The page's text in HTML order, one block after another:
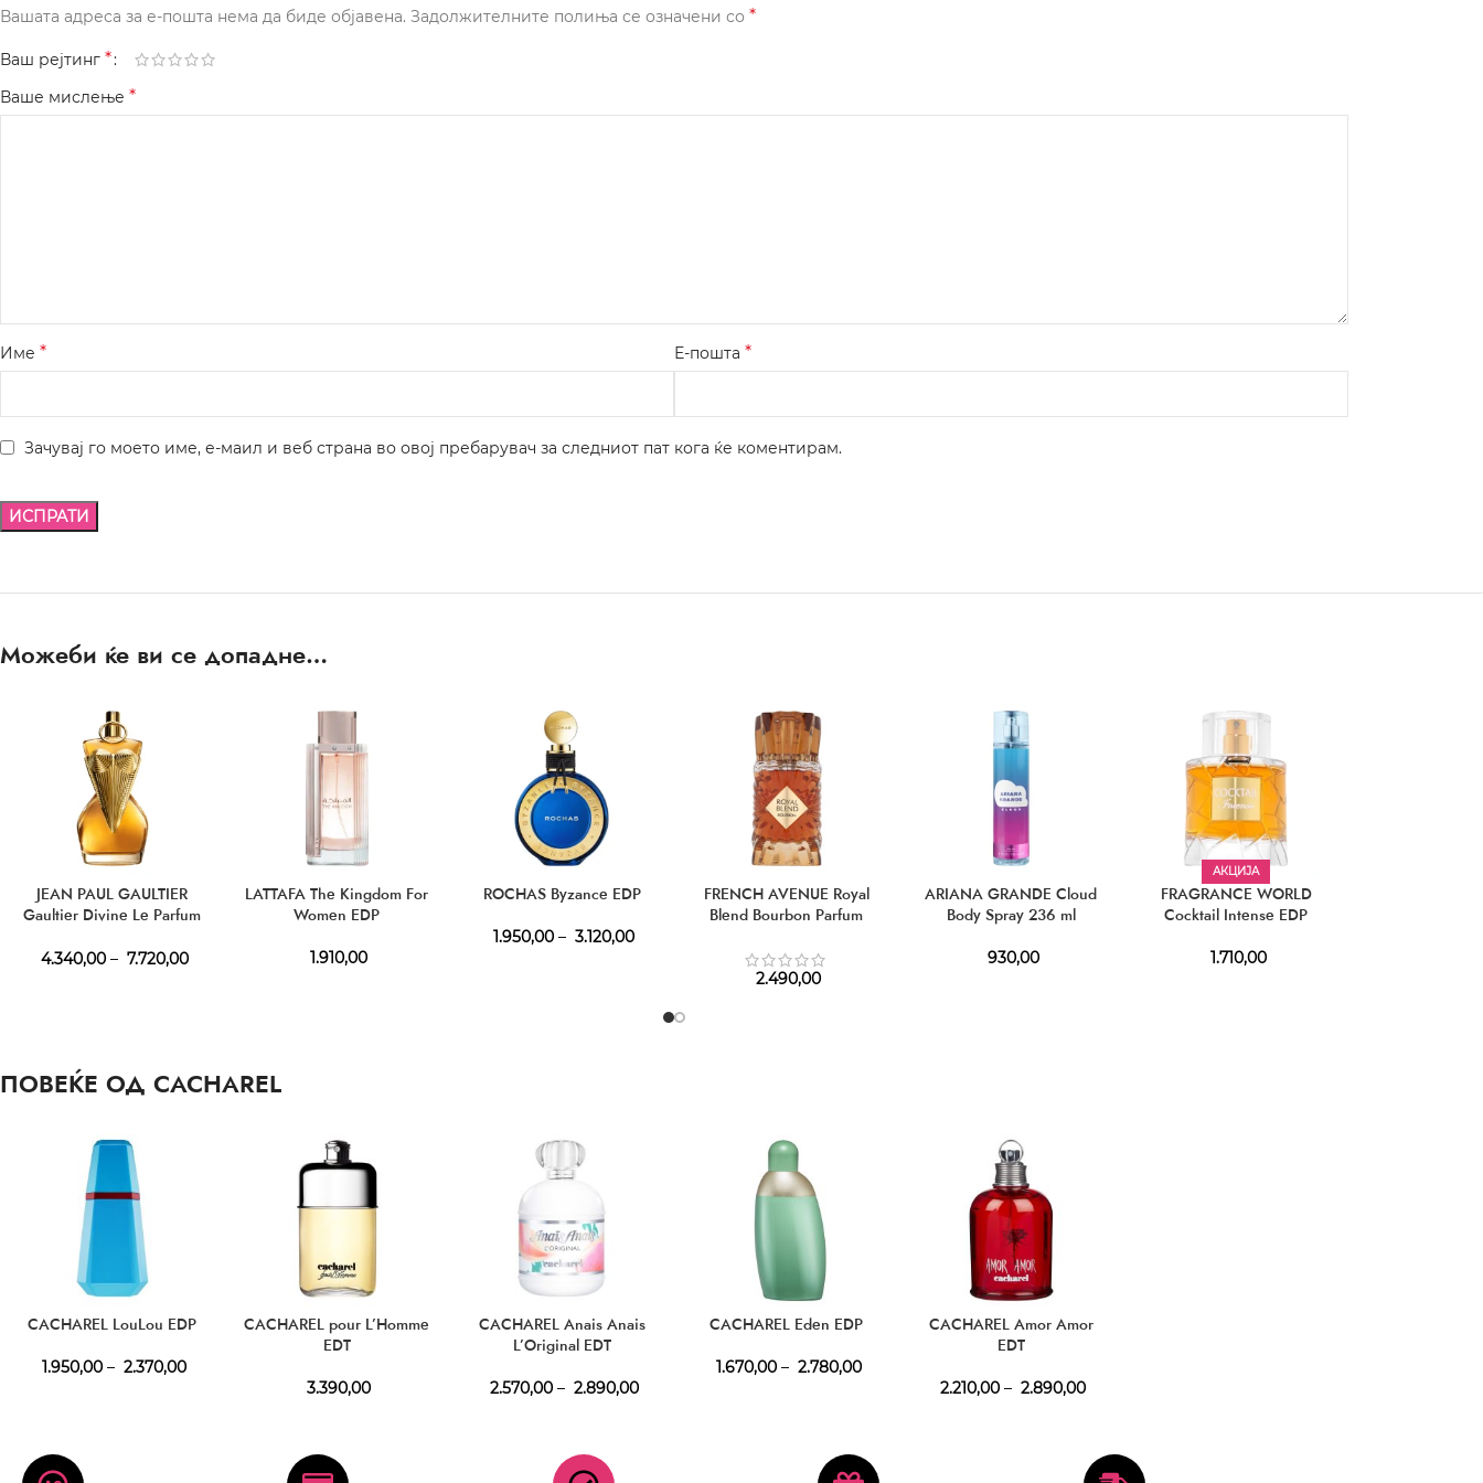
Вашата адреса за е-пошта нема да биде објавена. Задолжителните полиња се означени со *
Ваш рејтинг *
Ваше мислење *
Име * Е-пошта *
Зачувај го моето име, е-маил и веб страна во овој пребарувач за следниот пат кога ќе коментирам.
Можеби ќе ви се допадне…
JEAN PAUL GAULTIER
Gaultier Divine Le Parfum
4.340,00 – 7.720,00
LATTAFA The Kingdom For
Women EDP
1.910,00
ROCHAS Byzance EDP
1.950,00 – 3.120,00
FRENCH AVENUE Royal
Blend Bourbon Parfum
2.490,00
ARIANA GRANDE Cloud
Body Spray 236 ml
930,00
АКЦИЈА
FRAGRANCE WORLD
Cocktail Intense EDP
1.710,00
ПОВЕЌЕ ОД CACHAREL
CACHAREL LouLou EDP
1.950,00 – 2.370,00
CACHAREL pour L’Homme
EDT
3.390,00
CACHAREL Anais Anais
L’Original EDT
2.570,00 – 2.890,00
CACHAREL Eden EDP
1.670,00 – 2.780,00
CACHAREL Amor Amor
EDT
2.210,00 – 2.890,00